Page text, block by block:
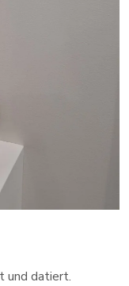
und datiert.